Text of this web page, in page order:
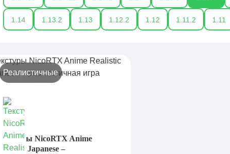
1.14 1.13.2 1.13 1.12.2 1.12 1.11.2 1.11
Реалистичные
Текстуры NicoRTX Anime
Realistic Japanese –